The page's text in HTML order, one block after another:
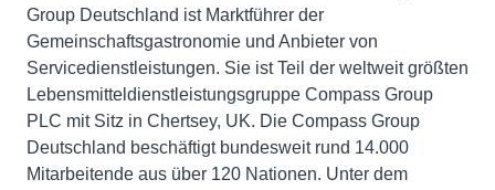
Group Deutschland ist Marktführer der
Gemeinschaftsgastronomie und Anbieter von
Servicedienstleistungen. Sie ist Teil der weltweit größten
Lebensmitteldienstleistungsgruppe Compass Group
PLC mit Sitz in Chertsey, UK. Die Compass Group
Deutschland beschäftigt bundesweit rund 14.000
Mitarbeitende aus über 120 Nationen. Unter dem